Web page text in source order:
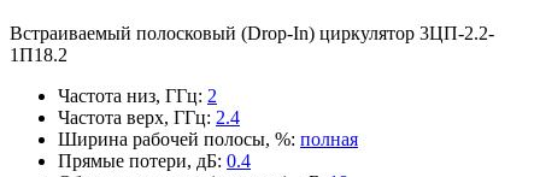
Встраиваемый полосковый (Drop-In) циркулятор 3ЦП-2.2-
1П18.2
Частота низ, ГГц: 2
Частота верх, ГГц: 2.4
Ширина рабочей полосы, %: полная
Прямые потери, дБ: 0.4